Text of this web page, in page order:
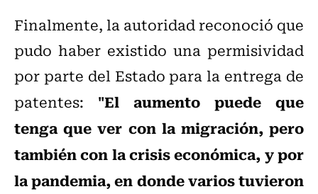
Finalmente, la autoridad reconoció que
pudo haber existido una permisividad
por parte del Estado para la entrega de
patentes: "El aumento puede que
tenga que ver con la migración, pero
también con la crisis económica, y por
la pandemia, en donde varios tuvieron